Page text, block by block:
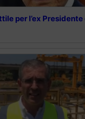
per l’ex